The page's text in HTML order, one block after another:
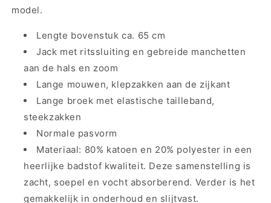
model.
Lengte bovenstuk ca. 65 cm
Jack met ritssluiting en gebreide manchetten
aan de hals en zoom
Lange mouwen, klepzakken aan de zijkant
Lange broek met elastische tailleband,
steekzakken
Normale pasvorm
Materiaal: 80% katoen en 20% polyester in een
heerlijke badstof kwaliteit. Deze samenstelling is
zacht, soepel en vocht absorberend. Verder is het
gemakkelijk in onderhoud en slijtvast.